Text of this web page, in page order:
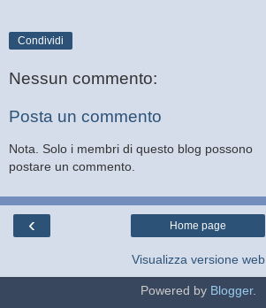
Condividi
Nessun commento:
Posta un commento
Nota. Solo i membri di questo blog possono
postare un commento.
‹ Home page
Visualizza versione web
Powered by Blogger.